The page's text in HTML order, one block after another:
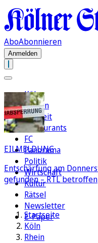
AboAbonnieren
Anmelden
Köln
Region
Freizeit
Restaurants
FC
Panorama
Politik
Wirtschaft
Kultur
Rätsel
Newsletter
E-Paper
EILMELDUNG
Entschärfung am
gefunden – RTL betroffen
Startseite
Köln
Rhein